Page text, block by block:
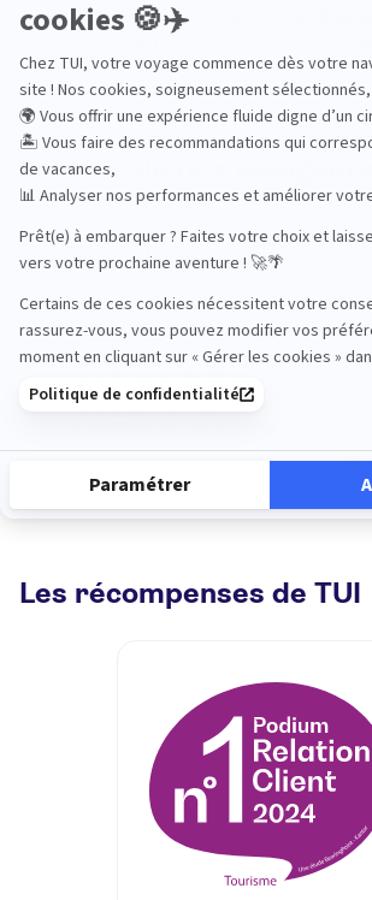
Service client à votre
écoute
Les avis de nos voyageurs
Marion SABY
Les équipes TUI Vincennes sont
professionnelles, à l'écoute,
ont à cœur de répondre aux
client avec amabilité et sourire.
Merci !
06
Les récompenses de TUI